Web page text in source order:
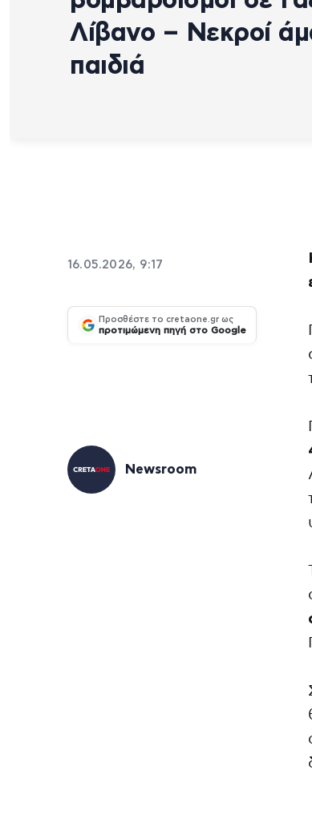
Λίβανο – Νεκροί
παιδιά
16.05.2026, 9:17
Προσθέστε το cretaone.gr ως
προτιμώμενη πηγή στο Google
Newsroom